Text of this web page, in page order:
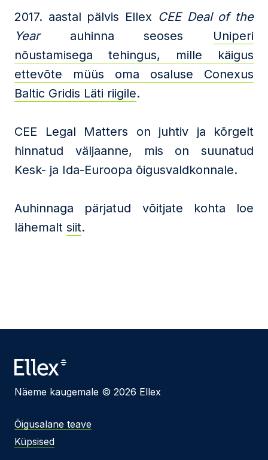
2017. aastal pälvis Ellex CEE Deal of the
Yearauhinna seoses Uniperi
nõustamisega tehingus, mille käigus
ettevõte müüs oma osaluse Conexus
Baltic Gridis Läti riigile.
CEE Legal Matters on juhtiv ja kõrgelt
hinnatud väljaanne, mis on suunatud
Kesk- ja Ida-Euroopa õigusvaldkonnale.
Auhinnaga pärjatud võitjate kohta loe
lähemalt siit.
Näeme kaugemale © 2026 Ellex
Õigusalane teave
Küpsised